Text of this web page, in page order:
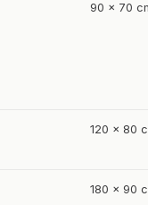
90 × 70
120 × 80
180 × 90